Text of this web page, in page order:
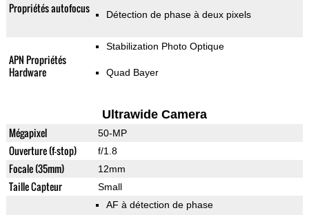
Propriétés autofocus Détection de phase à deux pixels
APN Propriétés
Hardware
Stabilization Photo Optique
Quad Bayer
Ultrawide Camera
Mégapixel 50-MP
Ouverture (f-stop) f/1.8
Focale (35mm) 12mm
Taille Capteur
Small
AF à détection de phase